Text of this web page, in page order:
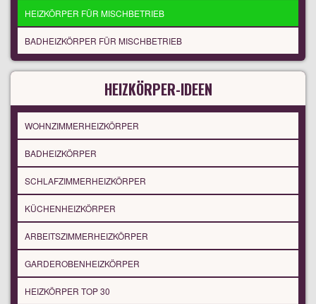
HEIZKÖRPER FÜR MISCHBETRIEB
BADHEIZKÖRPER FÜR MISCHBETRIEB
HEIZKÖRPER-IDEEN
WOHNZIMMERHEIZKÖRPER
BADHEIZKÖRPER
SCHLAFZIMMERHEIZKÖRPER
KÜCHENHEIZKÖRPER
ARBEITSZIMMERHEIZKÖRPER
GARDEROBENHEIZKÖRPER
HEIZKÖRPER TOP 30